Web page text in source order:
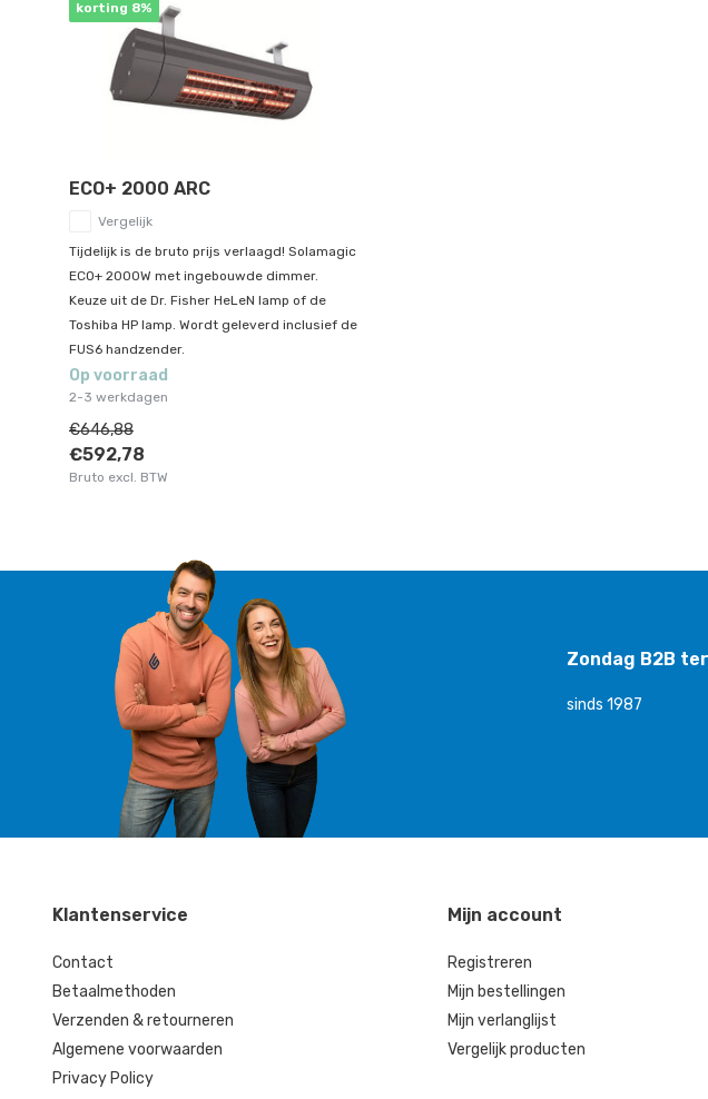
korting 8%
ECO+ 2000 ARC
Vergelijk
Tijdelijk is de bruto prijs verlaagd! Solamagic
ECO+ 2000W met ingebouwde dimmer.
Keuze uit de Dr. Fisher HeLeN lamp of de
Toshiba HP lamp. Wordt geleverd inclusief de
FUS6 handzender.
Op voorraad
2-3 werkdagen
€646,88
€592,78
Bruto excl. BTW
Zondag B2B
sinds 1987
Klantenservice
Contact
Betaalmethoden
Verzenden & retourneren
Algemene voorwaarden
Privacy Policy
Mijn account
Registreren
Mijn bestellingen
Mijn verlanglijst
Vergelijk producten